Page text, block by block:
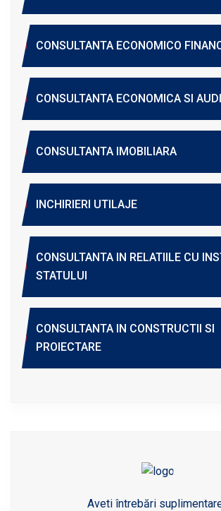
CONSULTANTA ECONOMICO
CONSULTANTA ECONOMICA SI
CONSULTANTA IMOBILIARA
INCHIRIERI UTILAJE
CONSULTANTA IN RELATIILE CU
STATULUI
CONSULTANTA IN CONSTRUCTII SI
PROIECTARE
Aveti întrebări